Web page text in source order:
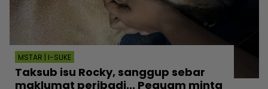
MSTAR | I-SUKE
Taksub isu Rocky, sanggup sebar
maklumat peribadi... Peguam minta